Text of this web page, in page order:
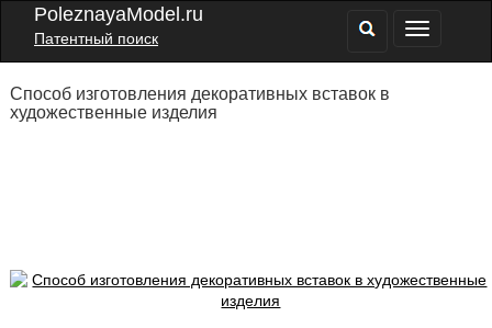
PoleznayaModel.ru
Патентный поиск
Способ изготовления декоративных вставок в
художественные изделия